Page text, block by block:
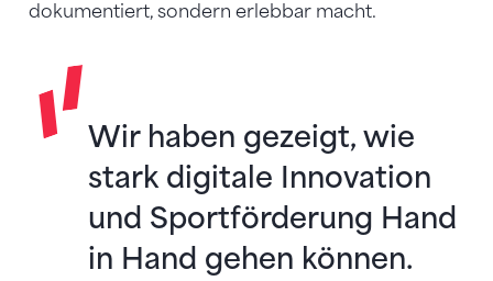
dokumentiert, sondern erlebbar macht.
Wir haben gezeigt, wie
stark digitale Innovation
und Sportförderung Hand
in Hand gehen können.